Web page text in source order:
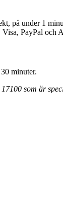
på under 1
PayPal och
minuter.
som är